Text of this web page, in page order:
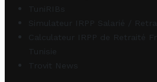
TuniRIBs
Simulateur IRPP Salarié /
Calculateur IRPP de Retraité
Tunisie
Trovit News